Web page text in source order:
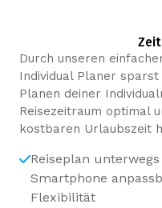
Durch unseren
Individual Planer
Planen deiner
Reisezeitraum optimal
kostbaren Urlaubszeit
Reiseplan
Smartphone
Flexibilität